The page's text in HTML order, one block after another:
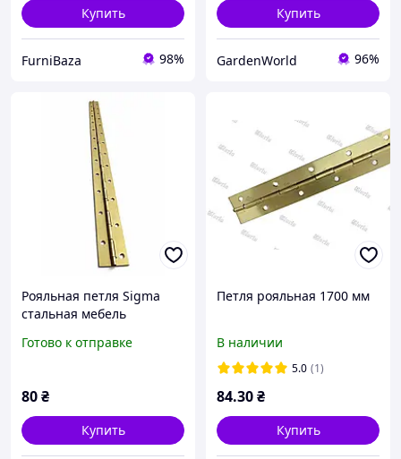
Купить
FurniBaza 98%
Купить
GardenWorld 96%
Рояльная петля Sigma
стальная мебель
Золото (MP0072)
Готово к отправке
80₴
Купить
Петля рояльная 1700 мм
В наличии
5.0 (1)
84.30₴
Купить